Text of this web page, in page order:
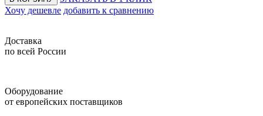
Хочу дешевле добавить к сравнению
Доставка
по всей России
Оборудование
от европейских поставщиков